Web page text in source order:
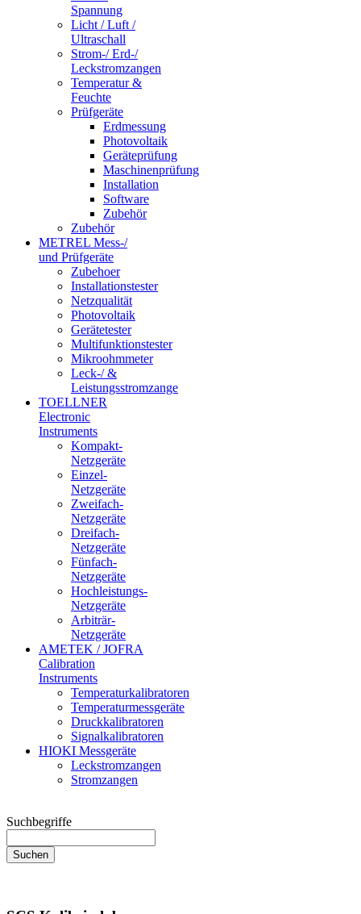
Spannung
Licht / Luft /
Ultraschall
Strom-/ Erd-/
Leckstromzangen
Temperatur &
Feuchte
Prüfgeräte
Erdmessung
Photovoltaik
Geräteprüfung
Maschinenprüfung
Installation
Software
Zubehör
Zubehör
METREL Mess-/
und Prüfgeräte
Zubehoer
Installationstester
Netzqualität
Photovoltaik
Gerätetester
Multifunktionstester
Mikroohmmeter
Leck-/ &
Leistungsstromzange
TOELLNER
Electronic
Instruments
Kompakt-
Netzgeräte
Einzel-
Netzgeräte
Zweifach-
Netzgeräte
Dreifach-
Netzgeräte
Fünfach-
Netzgeräte
Hochleistungs-
Netzgeräte
Arbiträr-
Netzgeräte
AMETEK / JOFRA
Calibration
Instruments
Temperaturkalibratoren
Temperaturmessgeräte
Druckkalibratoren
Signalkalibratoren
HIOKI Messgeräte
Leckstromzangen
Stromzangen
Suchbegriffe